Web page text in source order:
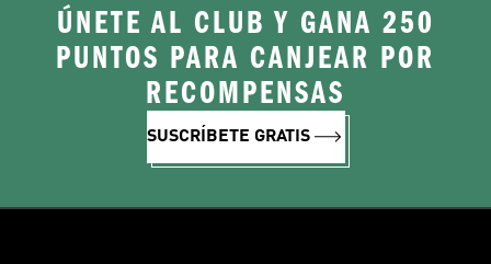
ÚNETE AL CLUB Y GANA 250
PUNTOS PARA CANJEAR POR
RECOMPENSAS
SUSCRÍBETE GRATIS